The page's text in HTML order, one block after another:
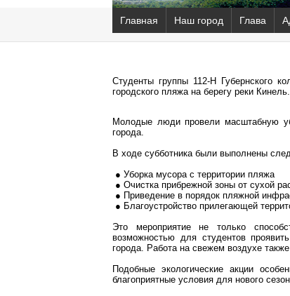
Главная Наш город Глава
Студенты группы 112-Н Губернского
городского пляжа на берегу реки Кинель.
Молодые люди провели масштабную
города.
В ходе субботника были выполнены
● Уборка мусора с территории пляжа
● Очистка прибрежной зоны от сухой
● Приведение в порядок пляжной
● Благоустройство прилегающей
Это мероприятие не только
возможностью для студентов
города. Работа на свежем воздухе
Подобные экологические акции
благоприятные условия для нового